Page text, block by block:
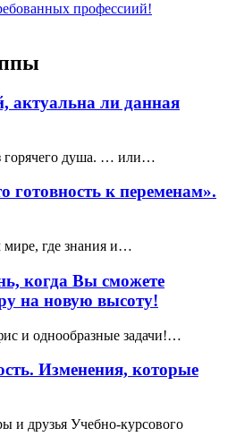
профессиий!
актуальна ли данная
горячего душа. … или…
готовность к переменам».
где знания и…
когда Вы сможете
на новую высоту!
и однообразные задачи!…
Изменения, которые
и друзья Учебно-курсового